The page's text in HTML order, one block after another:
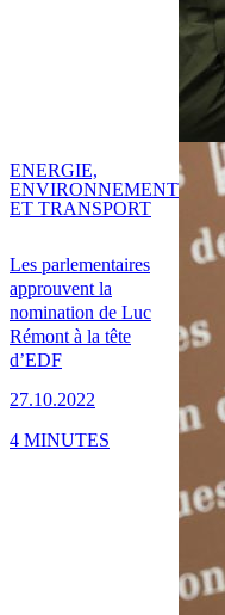
Les parlementaires
approuvent la
nomination de Luc
Rémont à la tête
d’EDF
27.10.2022
ENERGIE,
ENVIRONNEMENT
ET TRANSPORT
4 MINUTES